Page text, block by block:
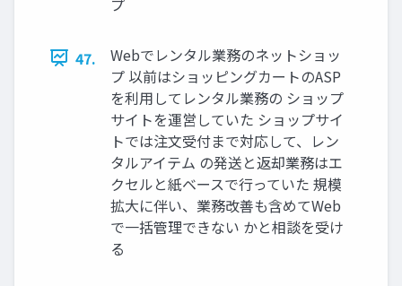
47.
Webでレンタル業務のネットショッ
プ 以前はショッピングカートのASP
を利用してレンタル業務の ショップ
サイトを運営していた ショップサイ
トでは注文受付まで対応して、レン
タルアイテム の発送と返却業務はエ
クセルと紙ベースで行っていた 規模
拡大に伴い、業務改善も含めてWeb
で一括管理できない かと相談を受け
る